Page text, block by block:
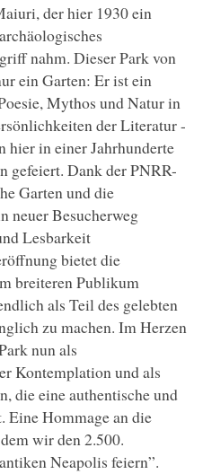
der hier 1930 ein
nahm. Dieser Park von
ein Garten: Er ist ein
Mythos und Natur in
der Literatur -
hier in einer Jahrhunderte
gefeiert. Dank der PNRR-
Garten und die
neuer Besucherweg
Lesbarkeit
bietet die
breiteren Publikum
als Teil des gelebten
zu machen. Im Herzen
nun als
Kontemplation und als
die eine authentische und
Eine Hommage an die
wir den 2.500.
Neapolis feiern”.